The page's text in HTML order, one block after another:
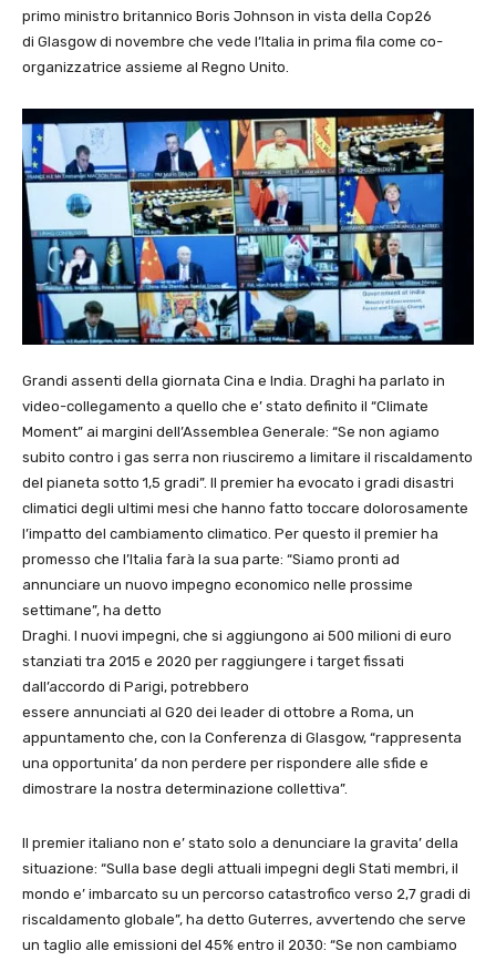
primo ministro britannico Boris Johnson in vista della Cop26
di Glasgow di novembre che vede l’Italia in prima fila come co-
organizzatrice assieme al Regno Unito.
Grandi assenti della giornata Cina e India. Draghi ha parlato in
video-collegamento a quello che e’ stato definito il “Climate
Moment” ai margini dell’Assemblea Generale: “Se non agiamo
subito contro i gas serra non riusciremo a limitare il riscaldamento
del pianeta sotto 1,5 gradi”. Il premier ha evocato i gradi disastri
climatici degli ultimi mesi che hanno fatto toccare dolorosamente
l’impatto del cambiamento climatico. Per questo il premier ha
promesso che l’Italia farà la sua parte: “Siamo pronti ad
annunciare un nuovo impegno economico nelle prossime
settimane”, ha detto
Draghi. I nuovi impegni, che si aggiungono ai 500 milioni di euro
stanziati tra 2015 e 2020 per raggiungere i target fissati
dall’accordo di Parigi, potrebbero
essere annunciati al G20 dei leader di ottobre a Roma, un
appuntamento che, con la Conferenza di Glasgow, “rappresenta
una opportunita’ da non perdere per rispondere alle sfide e
dimostrare la nostra determinazione collettiva”.
Il premier italiano non e’ stato solo a denunciare la gravita’ della
situazione: “Sulla base degli attuali impegni degli Stati membri, il
mondo e’ imbarcato su un percorso catastrofico verso 2,7 gradi di
riscaldamento globale”, ha detto Guterres, avvertendo che serve
un taglio alle emissioni del 45% entro il 2030: “Se non cambiamo